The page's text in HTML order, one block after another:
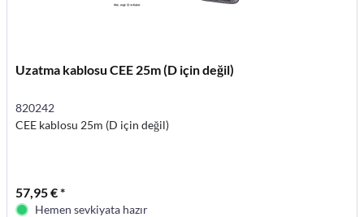
Uzatma kablosu CEE 25m (D için değil)
820242
CEE kablosu 25m (D için değil)
57,95 € *
Hemen sevkiyata hazır